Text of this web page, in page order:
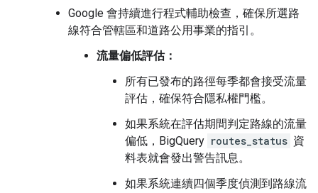
Google 會持續進行程式輔助檢查，確保所選路
線符合管轄區和道路公用事業的指引。
流量偏低評估：
所有已發布的路徑每季都會接受流量
評估，確保符合隱私權門檻。
如果系統在評估期間判定路線的流量
偏低，BigQuery routes_status 資
料表就會發出警告訊息。
如果系統連續四個季度偵測到路線流